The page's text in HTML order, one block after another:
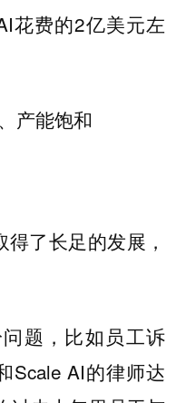
花费的2亿美元左
产能饱和
了长足的发展，
题，比如员工诉
Scale AI的律师达